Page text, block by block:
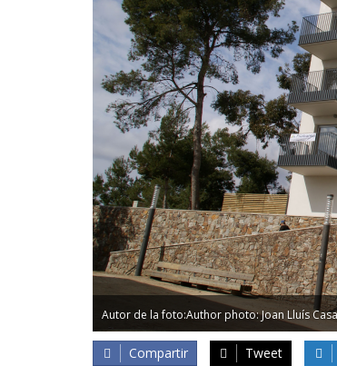
Autor de la foto:Author photo: Joan Lluís
Compartir Tweet